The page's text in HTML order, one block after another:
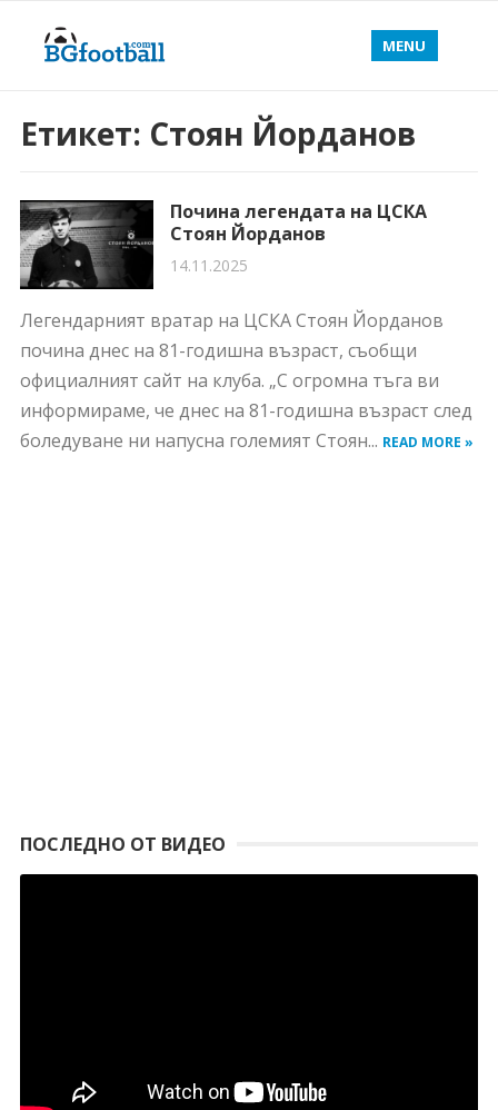
MENU
Етикет: Стоян Йорданов
Почина легендата на ЦСКА
Стоян Йорданов
14.11.2025
Легендарният вратар на ЦСКА Стоян Йорданов
почина днес на 81-годишна възраст, съобщи
официалният сайт на клуба. „С огромна тъга ви
информираме, че днес на 81-годишна възраст след
боледуване ни напусна големият Стоян... READ MORE »
ПОСЛЕДНО ОТ ВИДЕО